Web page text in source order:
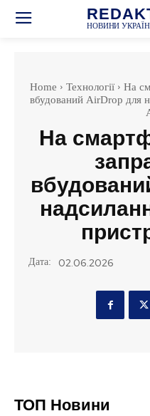
НОВИНИ
Home Технології
На
вбудований AirDrop для
На
Дата: 02.06.2026
ТОП Новини